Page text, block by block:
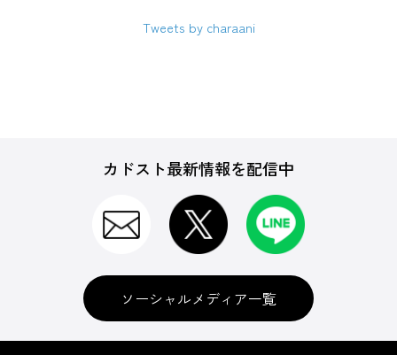
Tweets by charaani
カドスト最新情報を配信中
ソーシャルメディア一覧